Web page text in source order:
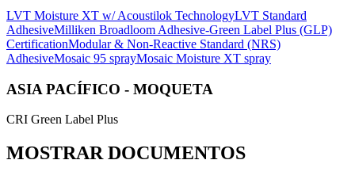
LVT Moisture XT w/ Acoustilok TechnologyLVT Standard
AdhesiveMilliken Broadloom Adhesive-Green Label Plus (GLP)
CertificationModular & Non-Reactive Standard (NRS)
AdhesiveMosaic 95 sprayMosaic Moisture XT spray
ASIA PACÍFICO - MOQUETA
CRI Green Label Plus
MOSTRAR DOCUMENTOS